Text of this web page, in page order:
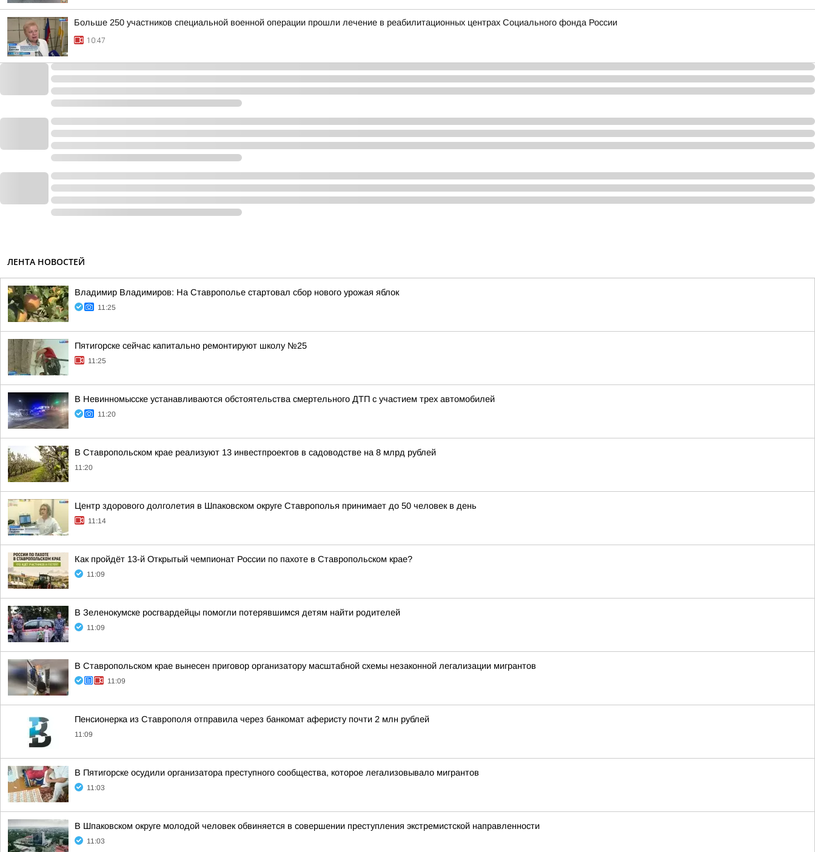
Больше 250 участников специальной военной операции прошли лечение в реабилитационных центрах Социального фонда России
10:47
ЛЕНТА НОВОСТЕЙ
Владимир Владимиров: На Ставрополье стартовал сбор нового урожая яблок
11:25
Пятигорске сейчас капитально ремонтируют школу №25
11:25
В Невинномысске устанавливаются обстоятельства смертельного ДТП с участием трех автомобилей
11:20
В Ставропольском крае реализуют 13 инвестпроектов в садоводстве на 8 млрд рублей
11:20
Центр здорового долголетия в Шпаковском округе Ставрополья принимает до 50 человек в день
11:14
Как пройдёт 13-й Открытый чемпионат России по пахоте в Ставропольском крае?
11:09
В Зеленокумске росгвардейцы помогли потерявшимся детям найти родителей
11:09
В Ставропольском крае вынесен приговор организатору масштабной схемы незаконной легализации мигрантов
11:09
Пенсионерка из Ставрополя отправила через банкомат аферисту почти 2 млн рублей
11:09
В Пятигорске осудили организатора преступного сообщества, которое легализовывало мигрантов
11:03
В Шпаковском округе молодой человек обвиняется в совершении преступления экстремистской направленности
11:03